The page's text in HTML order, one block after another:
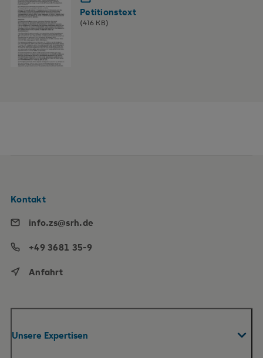
Petitionstext
(416 KB)
Unsere Expertisen
Kontakt
info.zs@srh.de
+49 3681 35-9
Anfahrt